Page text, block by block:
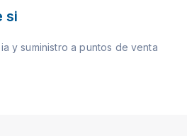
si
y suministro a puntos de venta